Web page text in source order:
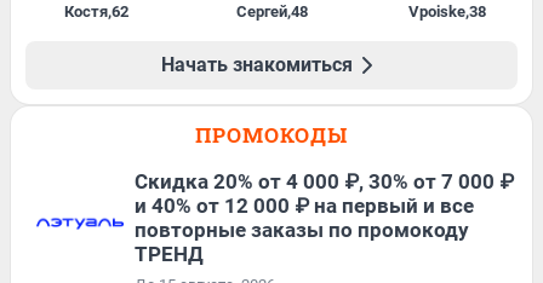
Костя,62 Сергей,48 Vpoiske,38
Начать знакомиться
ПРОМОКОДЫ
Скидка 20% от 4 000 ₽, 30% от 7 000 ₽
и 40% от 12 000 ₽ на первый и все
повторные заказы по промокоду
ТРЕНД